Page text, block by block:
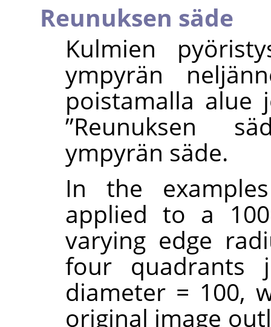
Reunuksen säde
Kulmien
ympyrän
poistamalla alue
”Reunuksen
ympyrän säde.
In the
applied to a
varying edge
four
diameter = 100,
original image